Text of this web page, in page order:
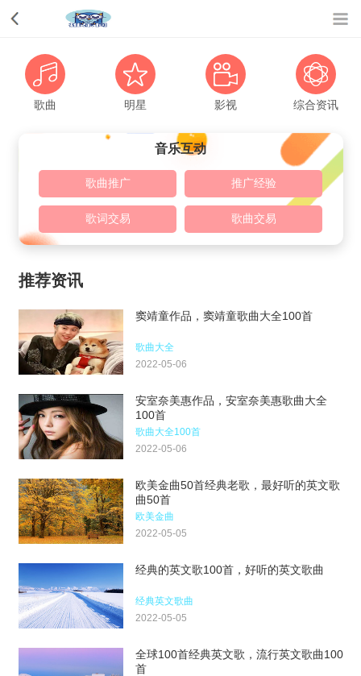
歌曲 明星 影视 综合资讯
音乐互动
歌曲推广 推广经验
歌词交易 歌曲交易
推荐资讯
窦靖童作品，窦靖童歌曲大全100首
歌曲大全
2022-05-06
安室奈美惠作品，安室奈美惠歌曲大全
100首
歌曲大全100首
2022-05-06
欧美金曲50首经典老歌，最好听的英文歌
曲50首
欧美金曲
2022-05-05
经典的英文歌100首，好听的英文歌曲
经典英文歌曲
2022-05-05
全球100首经典英文歌，流行英文歌曲100
首